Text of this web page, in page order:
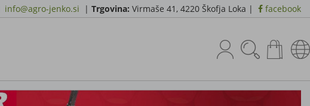
info@agro-jenko.si | Trgovina: Virmaše 41, 4220 Škofja Loka | facebook